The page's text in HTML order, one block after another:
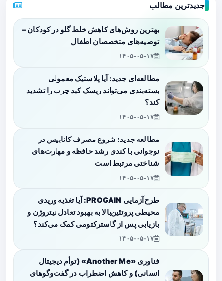
جدیدترین مطالب
بهترین روش‌های کاهش خلط گلو در کودکان –
توصیه‌های متخصصان اطفال
۱۴۰۵-۰۵-۱۷
مطالعه‌ای جدید: آیا پلاستیک معمولی
بسته‌بندی می‌تواند ریسک کبد چرب را تشدید
کند؟
۱۴۰۵-۰۵-۱۷
مطالعه جدید: شروع مصرف کانابیس در
نوجوانی با کندی رشد حافظه و مهارت‌های
شناختی مرتبط است
۱۴۰۵-۰۵-۱۷
طرح‌آزمایی PROGAIN: آیا تغذیه وریدی
محیطی پروتئین‌بالا به بهبود تعادل نیتروژن و
بازیابی پس از گاسترکتومی کمک می‌کند؟
۱۴۰۵-۰۵-۱۷
فناوری «Another Me» (توأم دیجیتال
انسانی) و کاهش اضطراب در گفت‌وگوهای